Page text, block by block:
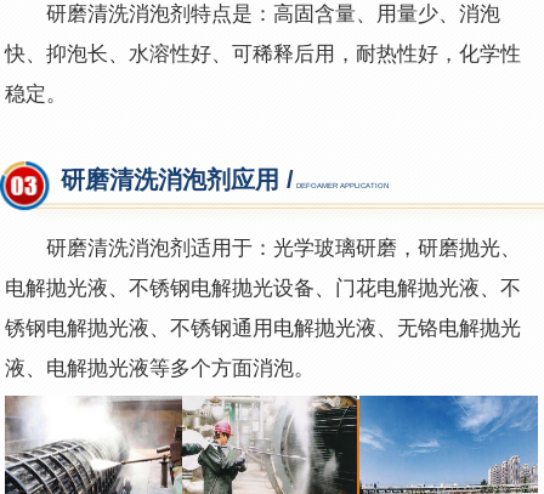
研磨清洗消泡剂特点是：高固含量、用量少、消泡
快、抑泡长、水溶性好、可稀释后用，耐热性好，化学性
稳定。
研磨清洗消泡剂应用 / DEFOAMER APPLICATION
研磨清洗消泡剂适用于：光学玻璃研磨，研磨抛光、
电解抛光液、不锈钢电解抛光设备、门花电解抛光液、不
锈钢电解抛光液、不锈钢通用电解抛光液、无铬电解抛光
液、电解抛光液等多个方面消泡。